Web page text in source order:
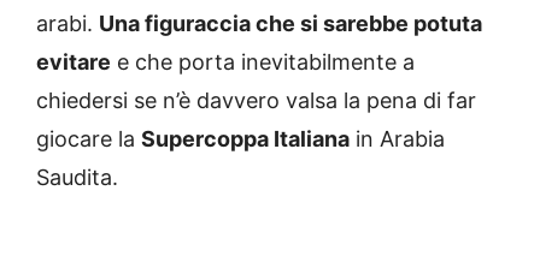
arabi. Una figuraccia che si sarebbe potuta
evitare e che porta inevitabilmente a
chiedersi se n’è davvero valsa la pena di far
giocare la Supercoppa Italiana in Arabia
Saudita.